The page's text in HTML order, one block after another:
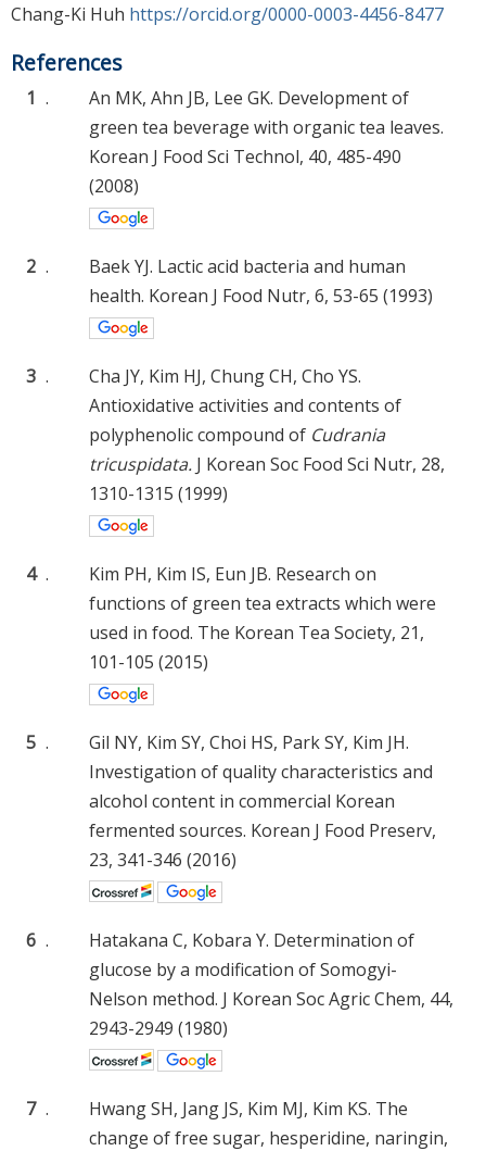
Chang-Ki Huh https://orcid.org/0000-0003-4456-8477
References
1 .
An MK, Ahn JB, Lee GK. Development of
green tea beverage with organic tea leaves.
Korean J Food Sci Technol, 40, 485-490
(2008)
2 .
Baek YJ. Lactic acid bacteria and human
health. Korean J Food Nutr, 6, 53-65 (1993)
3 .
Cha JY, Kim HJ, Chung CH, Cho YS.
Antioxidative activities and contents of
polyphenolic compound of Cudrania
tricuspidata. J Korean Soc Food Sci Nutr, 28,
1310-1315 (1999)
4 .
Kim PH, Kim IS, Eun JB. Research on
functions of green tea extracts which were
used in food. The Korean Tea Society, 21,
101-105 (2015)
5 .
Gil NY, Kim SY, Choi HS, Park SY, Kim JH.
Investigation of quality characteristics and
alcohol content in commercial Korean
fermented sources. Korean J Food Preserv,
23, 341-346 (2016)
6 .
Hatakana C, Kobara Y. Determination of
glucose by a modification of Somogyi-
Nelson method. J Korean Soc Agric Chem, 44,
2943-2949 (1980)
7 .
Hwang SH, Jang JS, Kim MJ, Kim KS. The
change of free sugar, hesperidine, naringin,